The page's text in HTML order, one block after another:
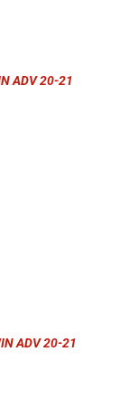
ADV 20-21
ADV 20-21